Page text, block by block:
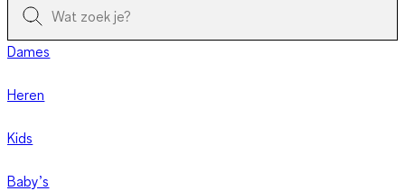
Dames
Heren
Kids
Baby’s